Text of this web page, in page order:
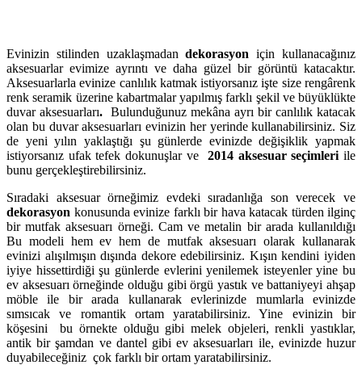
Evinizin stilinden uzaklaşmadandekorasyon için kullanacağınız
aksesuarlar evimize ayrıntı ve daha güzel bir görüntü katacaktır.
Aksesuarlarla evinize canlılık katmak istiyorsanız işte size rengârenk
renk seramik üzerine kabartmalar yapılmış farklı şekil ve büyüklükte
duvar aksesuarları. Bulunduğunuz mekâna ayrı bir canlılık katacak
olan bu duvar aksesuarları evinizin her yerinde kullanabilirsiniz. Siz
de yeni yılın yaklaştığı şu günlerde evinizde değişiklik yapmak
istiyorsanız ufak tefek dokunuşlar ve 2014 aksesuar seçimleri ile
bunu gerçekleştirebilirsiniz.
Sıradaki aksesuar örneğimiz evdeki sıradanlığa son verecek ve
dekorasyon konusunda evinize farklı bir hava katacak türden ilginç
bir mutfak aksesuarı örneği. Cam ve metalin bir arada kullanıldığı
Bu modeli hem ev hem de mutfak aksesuarı olarak kullanarak
evinizi alışılmışın dışında dekore edebilirsiniz. Kışın kendini iyiden
iyiye hissettirdiği şu günlerde evlerini yenilemek isteyenler yine bu
ev aksesuarı örneğinde olduğu gibi örgü yastık ve battaniyeyi ahşap
möble ile bir arada kullanarak evlerinizde mumlarla evinizde
sımsıcak ve romantik ortam yaratabilirsiniz. Yine evinizin bir
köşesini bu örnekte olduğu gibi melek objeleri, renkli yastıklar,
antik bir şamdan ve dantel gibi ev aksesuarları ile, evinizde huzur
duyabileceğiniz çok farklı bir ortam yaratabilirsiniz.